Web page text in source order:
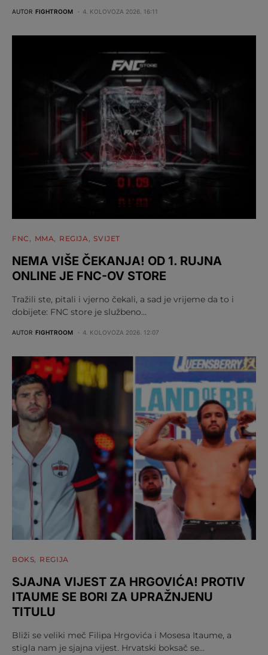
AUTOR FIGHTROOM 4. KOLOVOZA 2026. 16:11
FNC MMA REGIJA SVIJET
NEMA VIŠE ČEKANJA! OD 1. RUJNA
ONLINE JE FNC-OV STORE
Tražili ste, pitali i vjerno čekali, a sad je vrijeme da to i
dobijete: FNC store je službeno…
AUTOR FIGHTROOM 4. KOLOVOZA 2026. 12:07
BOKS REGIJA
SJAJNA VIJEST ZA HRGOVIĆA! PROTIV
ITAUME SE BORI ZA UPRAŽNJENU
TITULU
Bliži se veliki meč Filipa Hrgovića i Mosesa Itaume, a
stigla nam je sjajna vijest. Hrvatski boksač se…